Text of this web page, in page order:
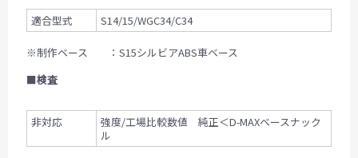
適合型式 S14/15/WGC34/C34
※制作ベース ：S15シルビアABS車ベース
■検査
非対応
強度/工場比較数値 純正＜D-MAXベースナック
ル